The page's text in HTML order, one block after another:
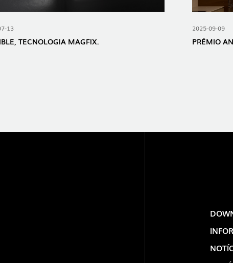
13
TECNOLOGIA MAGFIX.
2025-09-09
PRÉMIO